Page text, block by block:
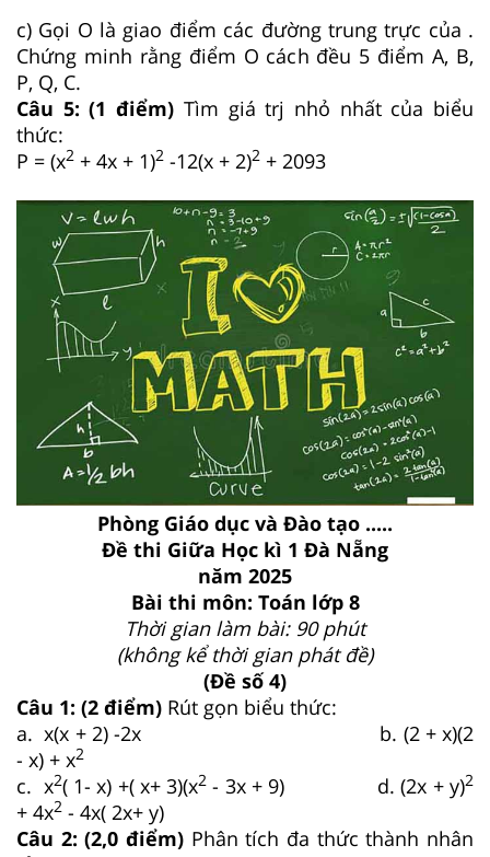
c) Gọi O là giao điểm các đường trung trực của .
Chứng minh rằng điểm O cách đều 5 điểm A, B,
P, Q, C.
Câu 5: (1 điểm) Tìm giá trj nhỏ nhất của biểu
thức:
P = (x2 + 4x + 1)2 -12(x + 2)2 + 2093
Phòng Giáo dục và Đào tạo .....
Đề thi Giữa Học kì 1 Đà Nẵng
năm 2025
Bài thi môn: Toán lớp 8
Thời gian làm bài: 90 phút
(không kể thời gian phát đề)
(Đề số 4)
Câu 1: (2 điểm) Rút gọn biểu thức:
a. x(x + 2) -2x b. (2 + x)(2
- x) + x2
c. x2( 1- x) +( x+ 3)(x2 - 3x + 9) d. (2x + y)2
+ 4x2 - 4x( 2x+ y)
Câu 2: (2,0 điểm) Phân tích đa thức thành nhân